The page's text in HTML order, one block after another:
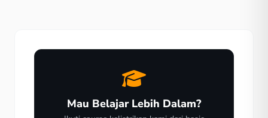
Mau Belajar Lebih Dalam?